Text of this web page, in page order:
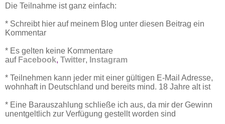
Die Teilnahme ist ganz einfach:
* Schreibt hier auf meinem Blog unter diesen Beitrag ein
Kommentar
* Es gelten keine Kommentare
auf Facebook, Twitter, Instagram
* Teilnehmen kann jeder mit einer gültigen E-Mail Adresse,
wohnhaft in Deutschland und bereits mind. 18 Jahre alt ist
* Eine Barauszahlung schließe ich aus, da mir der Gewinn
unentgeltlich zur Verfügung gestellt worden sind